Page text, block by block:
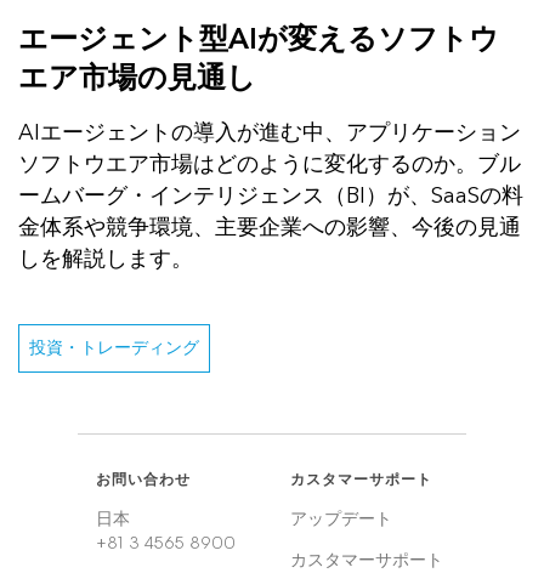
エージェント型AIが変えるソフトウ
エア市場の見通し
AIエージェントの導入が進む中、アプリケーション
ソフトウエア市場はどのように変化するのか。ブル
ームバーグ・インテリジェンス（BI）が、SaaSの料
金体系や競争環境、主要企業への影響、今後の見通
しを解説します。
投資・トレーディング
お問い合わせ
日本
+81 3 4565 8900
カスタマーサポート
アップデート
カスタマーサポート